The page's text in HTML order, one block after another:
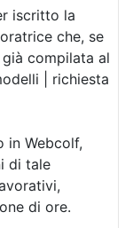
iscritto la
che, se
compilata al
| richiesta
in Webcolf,
di tale
di ore.